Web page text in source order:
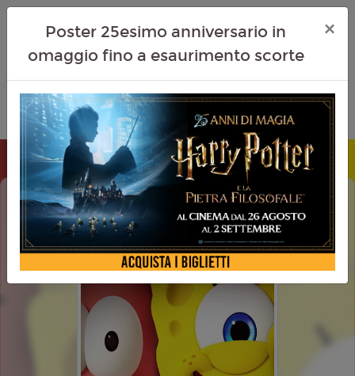
SPONGEBOB UN AVVENTURA DA
PIRATI
Poster 25esimo anniversario in
omaggio fino a esaurimento scorte
×